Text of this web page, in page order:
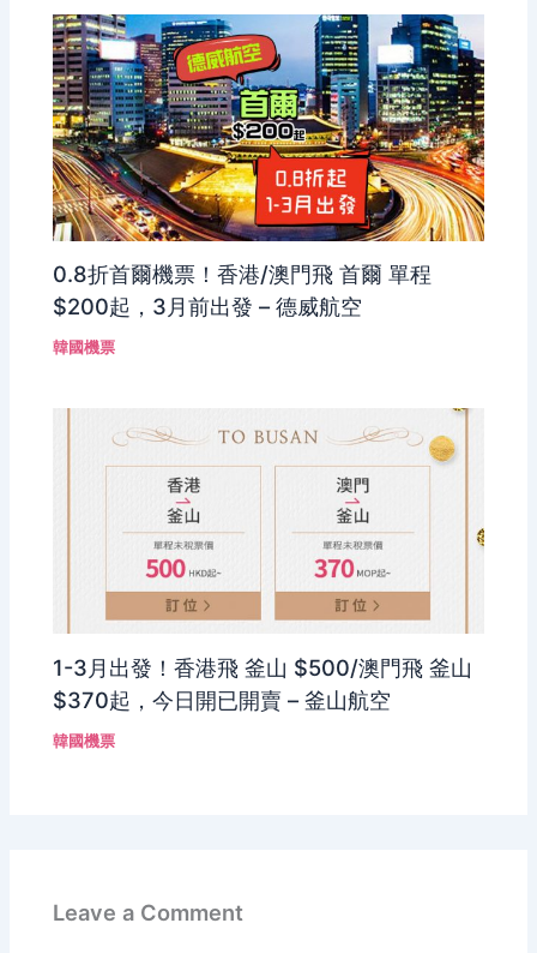
0.8折首爾機票！香港/澳門飛 首爾 單程
$200起，3月前出發 – 德威航空
韓國機票
1-3月出發！香港飛 釜山 $500/澳門飛 釜山
$370起，今日開已開賣 – 釜山航空
韓國機票
Leave a Comment